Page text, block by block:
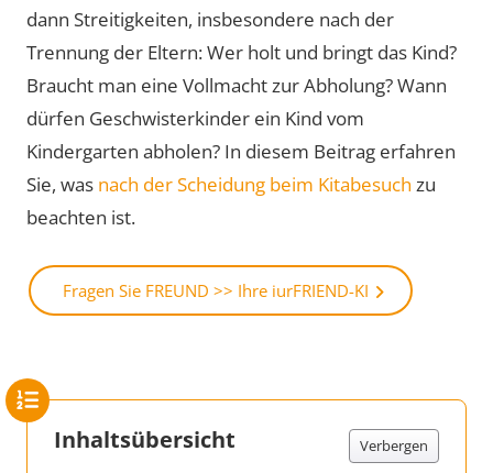
dann Streitigkeiten, insbesondere nach der
Trennung der Eltern: Wer holt und bringt das Kind?
Braucht man eine Vollmacht zur Abholung? Wann
dürfen Geschwisterkinder ein Kind vom
Kindergarten abholen? In diesem Beitrag erfahren
Sie, was nach der Scheidung beim Kitabesuch zu
beachten ist.
Fragen Sie FREUND >> Ihre iurFRIEND-KI
Inhaltsübersicht Verbergen